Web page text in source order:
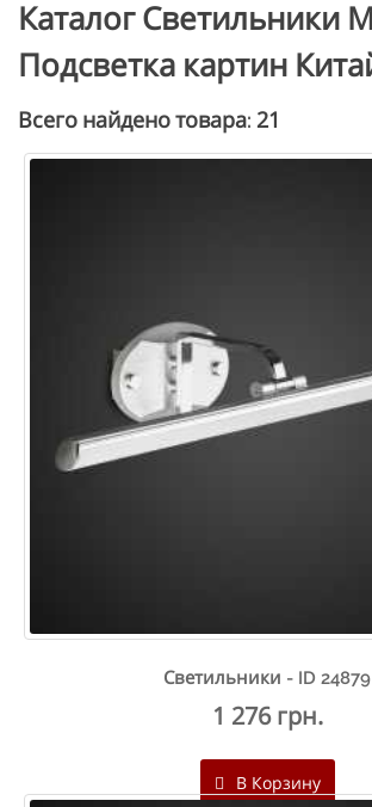
Каталог Светильники
Подсветка картин
Всего найдено товара: 21
Светильники - ID 24879
1 276 грн.
В Корзину